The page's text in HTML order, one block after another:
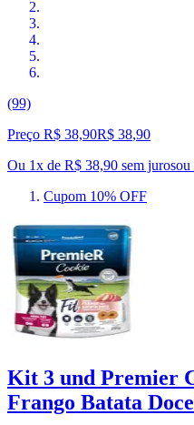
(99)
Preço R$ 38,90R$ 38,90
Ou 1x de R$ 38,90 sem jurosou
Cupom 10% OFF
Kit 3 und Premier
Frango Batata